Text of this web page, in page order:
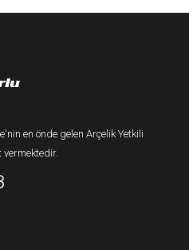
en önde gelen Arçelik Yetkili
vermektedir.